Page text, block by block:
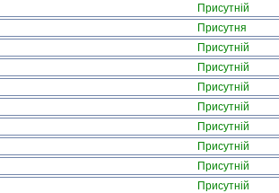
Присутній
Присутня
Присутній
Присутній
Присутній
Присутній
Присутній
Присутній
Присутній
Присутній